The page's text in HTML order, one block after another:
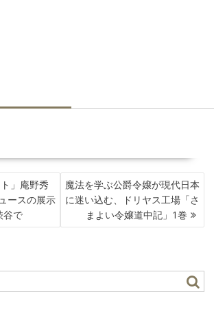
」庵野秀
ースの展示
谷で
魔法を学ぶ公爵令嬢が現代日本
に迷い込む、ドリヤス工場「さ
まよい令嬢道中記」1巻